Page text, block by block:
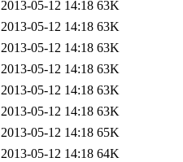
2013-05-12 14:18 63K
2013-05-12 14:18 63K
2013-05-12 14:18 63K
2013-05-12 14:18 63K
2013-05-12 14:18 63K
2013-05-12 14:18 63K
2013-05-12 14:18 65K
2013-05-12 14:18 64K